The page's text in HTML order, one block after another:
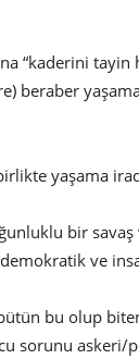
“kaderini tayin
beraber
yaşama
bir
ve
bu olup
sorunu askeri/